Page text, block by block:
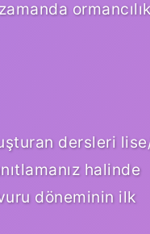
dersleri
halinde
döneminin ilk